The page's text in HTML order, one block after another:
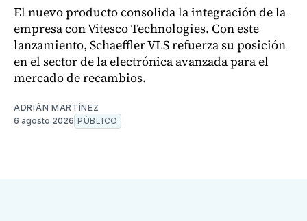
El nuevo producto consolida la integración de la
empresa con Vitesco Technologies. Con este
lanzamiento, Schaeffler VLS refuerza su posición
en el sector de la electrónica avanzada para el
mercado de recambios.
ADRIÁN MARTÍNEZ
6 agosto 2026 PÚBLICO